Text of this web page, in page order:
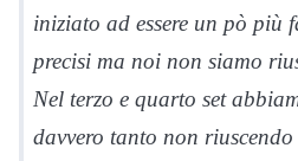
iniziato ad essere un pò più
precisi ma noi non siamo
Nel terzo e quarto set
davvero tanto non riuscendo